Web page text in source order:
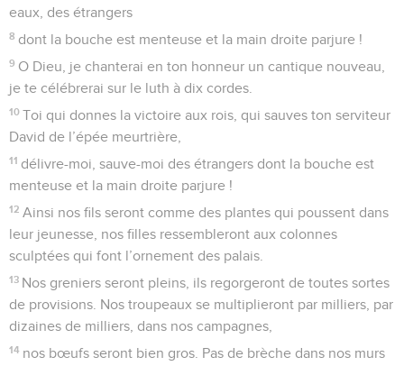
eaux, des étrangers
8 dont la bouche est menteuse et la main droite parjure !
9 O Dieu, je chanterai en ton honneur un cantique nouveau,
je te célébrerai sur le luth à dix cordes.
10 Toi qui donnes la victoire aux rois, qui sauves ton serviteur
David de l’épée meurtrière,
11 délivre-moi, sauve-moi des étrangers dont la bouche est
menteuse et la main droite parjure !
12 Ainsi nos fils seront comme des plantes qui poussent dans
leur jeunesse, nos filles ressembleront aux colonnes
sculptées qui font l’ornement des palais.
13 Nos greniers seront pleins, ils regorgeront de toutes sortes
de provisions. Nos troupeaux se multiplieront par milliers, par
dizaines de milliers, dans nos campagnes,
14 nos bœufs seront bien gros. Pas de brèche dans nos murs